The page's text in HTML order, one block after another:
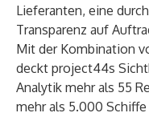
Lieferanten, eine
Transparenz auf
Mit der Kombination
deckt project44s
Analytik mehr als 55
mehr als 5.000